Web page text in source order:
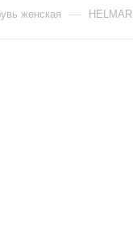
женская — HELMAR